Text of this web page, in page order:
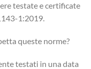
testate e certificate
1:2019.
queste norme?
testati in una data